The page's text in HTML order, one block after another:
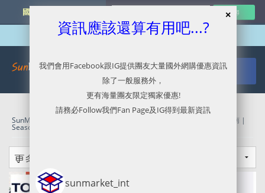
國外網購最新資訊
SunMarket 代購．代運．代寄 Tory Burch官網代購/代運/集運服務指南 |
Seasonal Sale 開催中
資訊應該還算有用吧...?
我們會用Facebook跟IG提供團友大量國外網購優惠資訊
除了一般服務外，
更有海量團友限定獨家優惠!
請務必Follow我們Fan Page及IG得到最新資訊
sunmarket_int